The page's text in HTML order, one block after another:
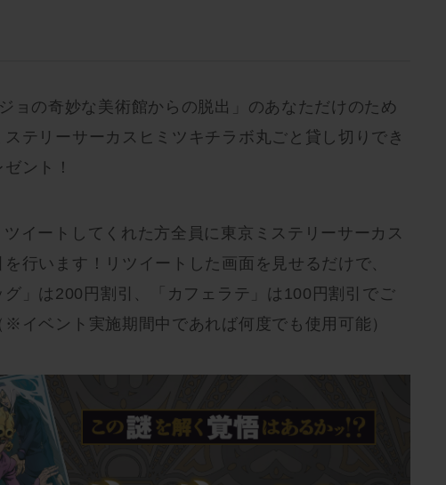
ョの奇妙な美術館からの脱出」のあなただけのため
テリーサーカスヒミツキチラボ丸ごと貸し切りでき
ント！
イートしてくれた方全員に東京ミステリーサーカス
行います！リツイートした画面を見せるだけで、
グ」は200円割引、「カフェラテ」は100円割引でご
イベント実施期間中であれば何度でも使用可能）